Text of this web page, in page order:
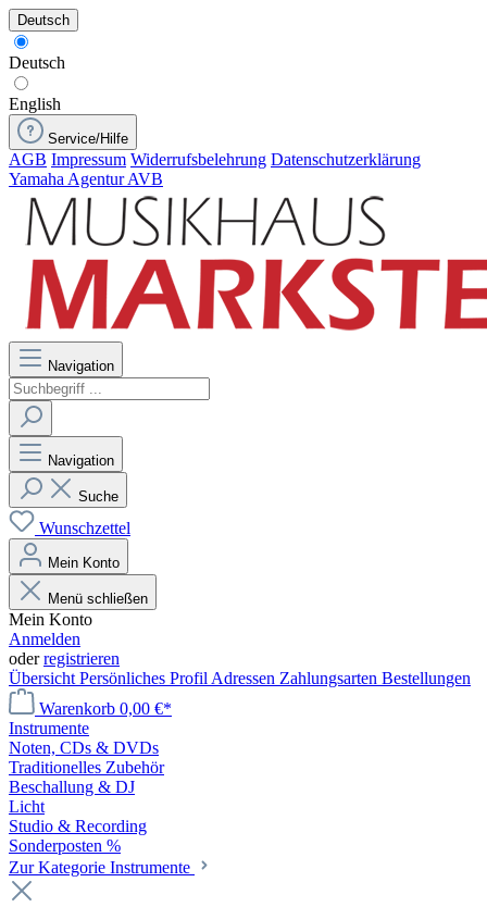
Deutsch
Deutsch
English
Service/Hilfe
AGB Impressum Widerrufsbelehrung Datenschutzerklärung
Yamaha Agentur AVB
Navigation
Navigation
Suche
Wunschzettel
Mein Konto
Menü schließen
Mein Konto
Anmelden
oderregistrieren
Übersicht Persönliches Profil Adressen Zahlungsarten Bestellungen
Warenkorb 0,00 €*
Instrumente
Noten, CDs & DVDs
Traditionelles Zubehör
Beschallung & DJ
Licht
Studio & Recording
Sonderposten %
Zur Kategorie Instrumente